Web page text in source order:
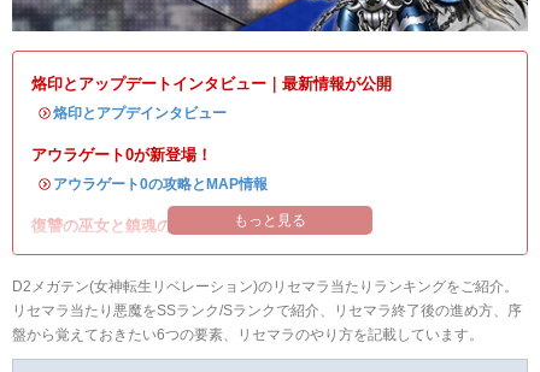
烙印とアップデートインタビュー｜最新情報が公開
・烙印とアプデインタビュー
アウラゲート0が新登場！
・ アウラゲート0の攻略とMAP情報
復讐の巫女と鎮魂の巫女イベント開催！
もっと見る
D2メガテン(女神転生リベレーション)のリセマラ当たりランキングをご紹介。
リセマラ当たり悪魔をSSランク/Sランクで紹介、リセマラ終了後の進め方、序
盤から覚えておきたい6つの要素、リセマラのやり方を記載しています。